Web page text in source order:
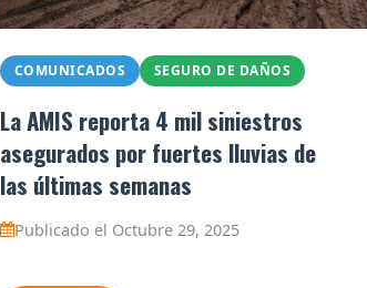
COMUNICADOS SEGURO DE DAÑOS
La AMIS reporta 4 mil siniestros
asegurados por fuertes lluvias de
las últimas semanas
Publicado el Octubre 29, 2025